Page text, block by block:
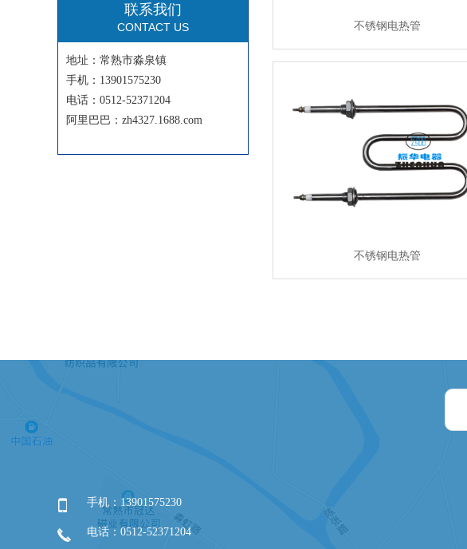
联系我们
CONTACT US
地址：常熟市淼泉镇
手机：13901575230
电话：0512-52371204
阿里巴巴：zh4327.1688.com
不锈钢电热管
不锈钢电热管
手机：13901575230
电话：0512-52371204